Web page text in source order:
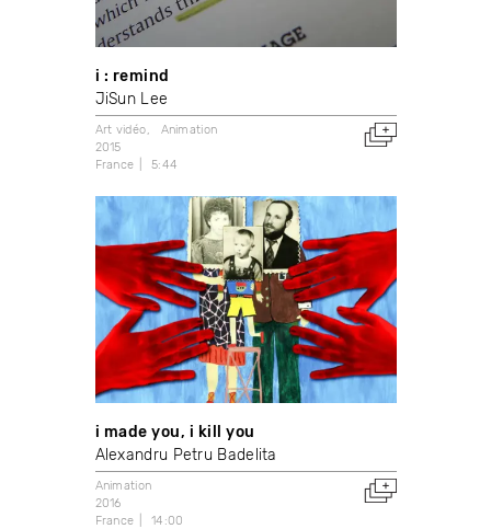
i : remind
JiSun Lee
Art vidéo
Animation
2015
France
5:44
i made you, i kill you
Alexandru Petru Badelita
Animation
2016
France
14:00